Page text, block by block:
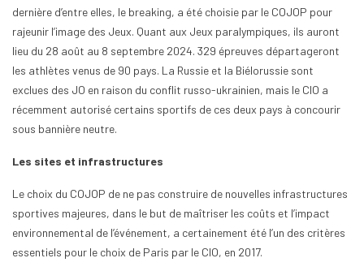
dernière d’entre elles, le breaking, a été choisie par le COJOP pour
rajeunir l’image des Jeux. Quant aux Jeux paralympiques, ils auront
lieu du 28 août au 8 septembre 2024. 329 épreuves départageront
les athlètes venus de 90 pays. La Russie et la Biélorussie sont
exclues des JO en raison du conflit russo-ukrainien, mais le CIO a
récemment autorisé certains sportifs de ces deux pays à concourir
sous bannière neutre.
Les sites et infrastructures
Le choix du COJOP de ne pas construire de nouvelles infrastructures
sportives majeures, dans le but de maîtriser les coûts et l’impact
environnemental de l’événement, a certainement été l’un des critères
essentiels pour le choix de Paris par le CIO, en 2017.